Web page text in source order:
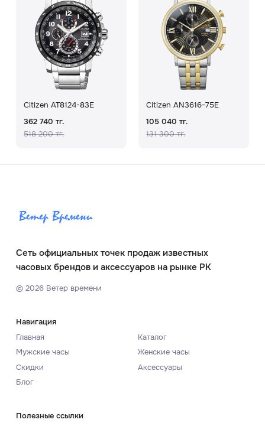
Citizen AT8124-83E
362 740 тг.
518 200 тг.
Citizen AN3616-75E
105 040 тг.
131 300 тг.
Сеть официальных точек продаж известных
часовых брендов и аксессуаров на рынке РК
© 2026Ветер времени
Навигация
Главная
Каталог
Мужские часы
Женские часы
Скидки
Аксессуары
Блог
Полезные ссылки